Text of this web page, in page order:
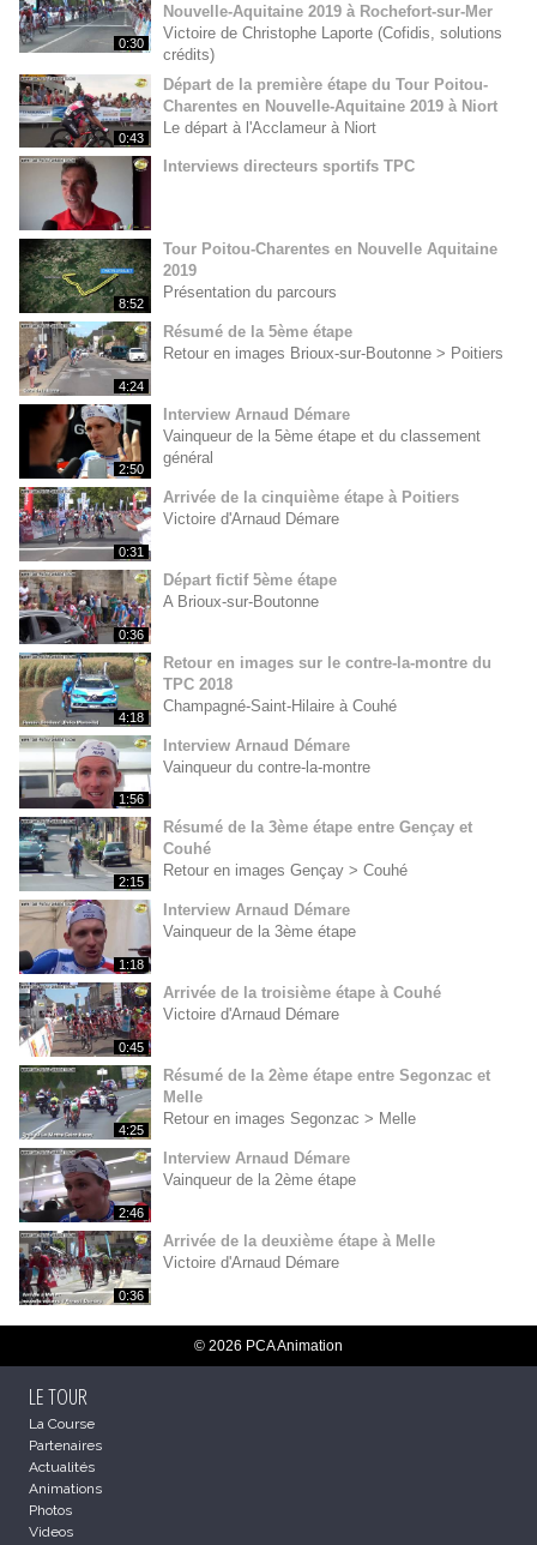
0:30
Nouvelle-Aquitaine 2019 à Rochefort-sur-Mer
Victoire de Christophe Laporte (Cofidis, solutions
crédits)
0:43
Départ de la première étape du Tour Poitou-
Charentes en Nouvelle-Aquitaine 2019 à Niort
Le départ à l'Acclameur à Niort
Interviews directeurs sportifs TPC
8:52
Tour Poitou-Charentes en Nouvelle Aquitaine
2019
Présentation du parcours
4:24
Résumé de la 5ème étape
Retour en images Brioux-sur-Boutonne > Poitiers
2:50
Interview Arnaud Démare
Vainqueur de la 5ème étape et du classement
général
0:31
Arrivée de la cinquième étape à Poitiers
Victoire d'Arnaud Démare
0:36
Départ fictif 5ème étape
A Brioux-sur-Boutonne
4:18
Retour en images sur le contre-la-montre du
TPC 2018
Champagné-Saint-Hilaire à Couhé
1:56
Interview Arnaud Démare
Vainqueur du contre-la-montre
2:15
Résumé de la 3ème étape entre Gençay et
Couhé
Retour en images Gençay > Couhé
1:18
Interview Arnaud Démare
Vainqueur de la 3ème étape
0:45
Arrivée de la troisième étape à Couhé
Victoire d'Arnaud Démare
4:25
Résumé de la 2ème étape entre Segonzac et
Melle
Retour en images Segonzac > Melle
2:46
Interview Arnaud Démare
Vainqueur de la 2ème étape
0:36
Arrivée de la deuxième étape à Melle
Victoire d'Arnaud Démare
© 2026 PCA Animation
LE TOUR
La Course
Partenaires
Actualités
Animations
Photos
Videos